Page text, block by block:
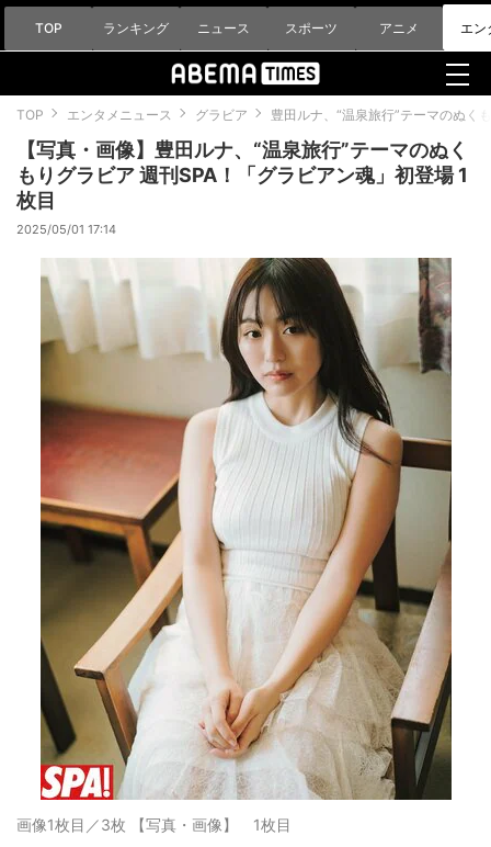
TOP ランキング ニュース スポーツ アニメ エン
TOP エンタメニュース グラビア 豊田ルナ、“温泉旅行”テーマのぬく
【写真・画像】豊田ルナ、“温泉旅行”テーマのぬく
もりグラビア 週刊SPA！「グラビアン魂」初登場 1
枚目
2025/05/01 17:14
画像1枚目／3枚 【写真・画像】 1枚目